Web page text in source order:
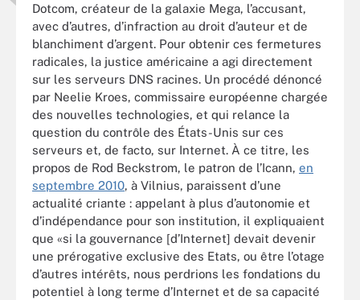
Dotcom, créateur de la galaxie Mega, l’accusant,
avec d’autres, d’infraction au droit d’auteur et de
blanchiment d’argent. Pour obtenir ces fermetures
radicales, la justice américaine a agi directement
sur les serveurs DNS racines. Un procédé dénoncé
par Neelie Kroes, commissaire européenne chargée
des nouvelles technologies, et qui relance la
question du contrôle des États-Unis sur ces
serveurs et, de facto, sur Internet. À ce titre, les
propos de Rod Beckstrom, le patron de l’Icann, en
septembre 2010, à Vilnius, paraissent d’une
actualité criante : appelant à plus d’autonomie et
d’indépendance pour son institution, il expliquaient
que «si la gouvernance [d’Internet] devait devenir
une prérogative exclusive des Etats, ou être l’otage
d’autres intérêts, nous perdrions les fondations du
potentiel à long terme d’Internet et de sa capacité